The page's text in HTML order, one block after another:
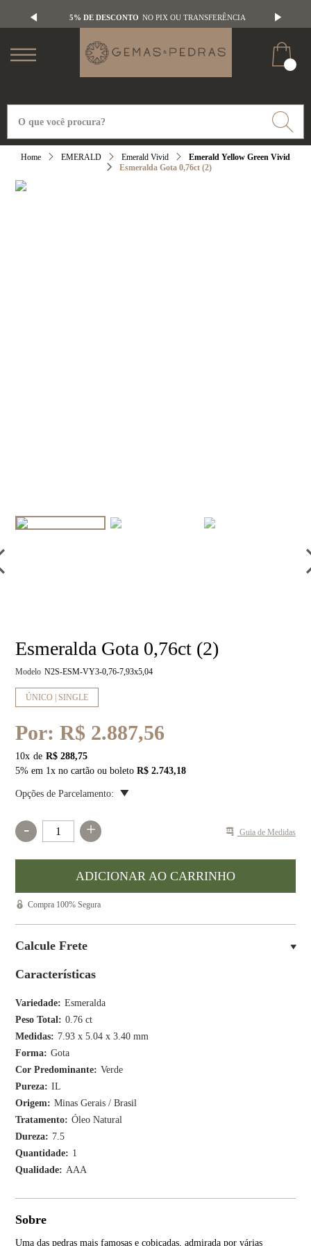
5% DE DESCONTO NO PIX OU TRANSFERÊNCIA
EMERALD Emerald Vivid
Emerald Yellow Green Vivid
Esmeralda Gota 0,76ct (2)
Características
Variedade
Esmeralda
Peso Total
0.76 ct
Medidas
7.93 x 5.04 x 3.40 mm
Forma
Gota
Cor Predominante
Verde
Pureza
IL
Origem
Minas Gerais / Brasil
Tratamento
Óleo Natural
Dureza
7.5
Quantidade
1
Qualidade
AAA
Sobre
Uma das pedras mais famosas e cobiçadas, admirada por várias
Esmeralda Gota 0,76ct (2)
Modelo N2S-ESM-VY3-0,76-7,93x5,04
ÚNICO | SINGLE
Por:R$ 2.887,56
10x
R$ 288,75
5% em 1x no cartão ou boletoR$ 2.743,18
Opções de Parcelamento:
- + Guia de Medidas
Compra 100% Segura
Calcule Frete